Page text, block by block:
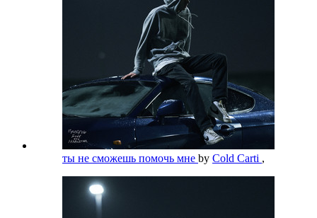
ты не сможешь помочь мне by Cold Carti ,